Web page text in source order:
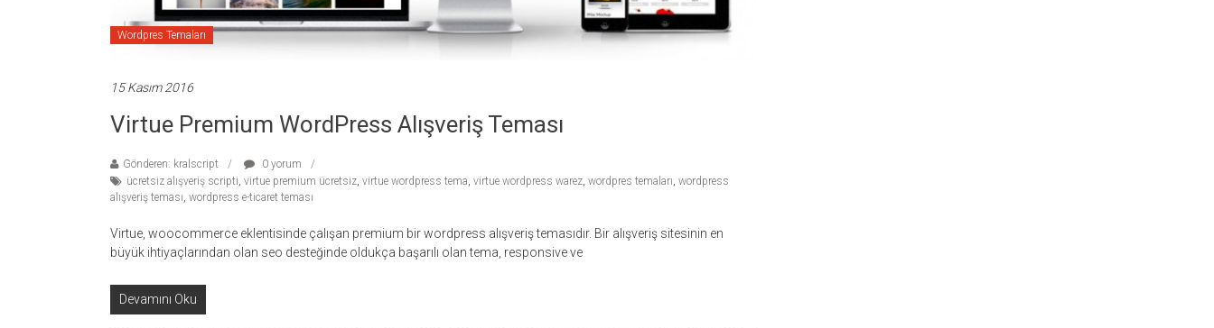
Wordpres Temaları
15 Kasım 2016
Virtue Premium WordPress Alışveriş Teması
Gönderen: kralscript
0 yorum
ücretsiz alışveriş scripti, virtue premium ücretsiz, virtue wordpress tema, virtue wordpress warez, wordpres temaları, wordpress
alışveriş teması, wordpress e-ticaret teması
Virtue, woocommerce eklentisinde çalışan premium bir wordpress alışveriş temasıdır. Bir alışveriş sitesinin en
büyük ihtiyaçlarından olan seo desteğinde oldukça başarılı olan tema, responsive ve
Devamını Oku